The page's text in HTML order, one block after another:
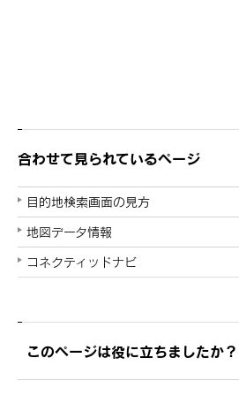
合わせて見られているページ
目的地検索画面の見方
地図データ情報
コネクティッドナビ
このページは役に立ちましたか？